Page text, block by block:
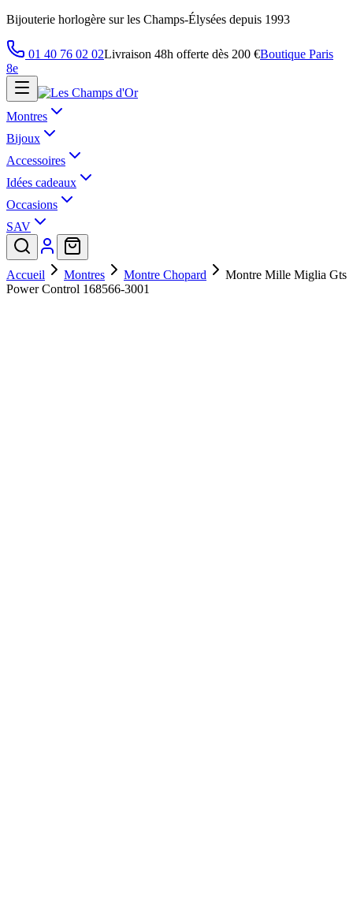
Bijouterie horlogère sur les Champs-Élysées depuis 1993
01 40 76 02 02Livraison 48h offerte dès 200 €Boutique Paris
8e
Montres
Bijoux
Accessoires
Idées cadeaux
Occasions
SAV
Accueil Montres Montre Chopard
Montre Mille Miglia Gts
Power Control 168566-3001